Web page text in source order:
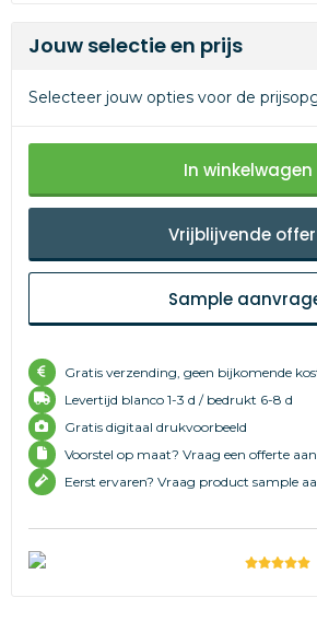
Jouw selectie en prijs
Selecteer jouw opties voor de
In winkelwagen
Vrijblijvende
Sample
Gratis verzending, geen bijkomende
Levertijd blanco 1-3 d / bedrukt 6-8 d
Gratis digitaal drukvoorbeeld
Voorstel op maat? Vraag een offerte aan
Eerst ervaren? Vraag product sample